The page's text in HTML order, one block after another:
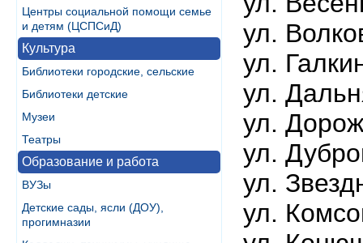
Центры социальной помощи семье
и детям (ЦСПСиД)
Культура
Библиотеки городские, сельские
Библиотеки детские
Музеи
Театры
Образование и работа
ВУЗы
Детские сады, ясли (ДОУ),
прогимназии
ул.
ул.
ул.
ул.
ул.
ул.
ул.